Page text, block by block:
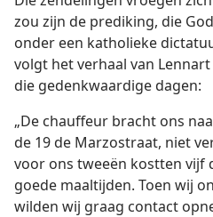
zou zijn de prediking, die
onder een katholieke
volgt het verhaal van
die gedenkwaardige dagen:
„De chauffeur bracht ons
de 19 de Marzostraat, niet
voor ons tweeën kostten vijf
goede maaltijden. Toen wij
wilden wij graag contact